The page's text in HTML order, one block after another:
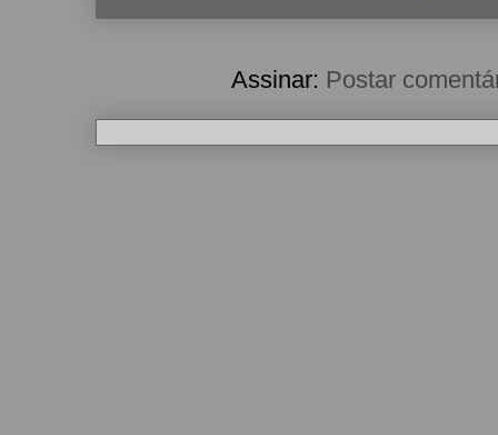
Assinar: Postar